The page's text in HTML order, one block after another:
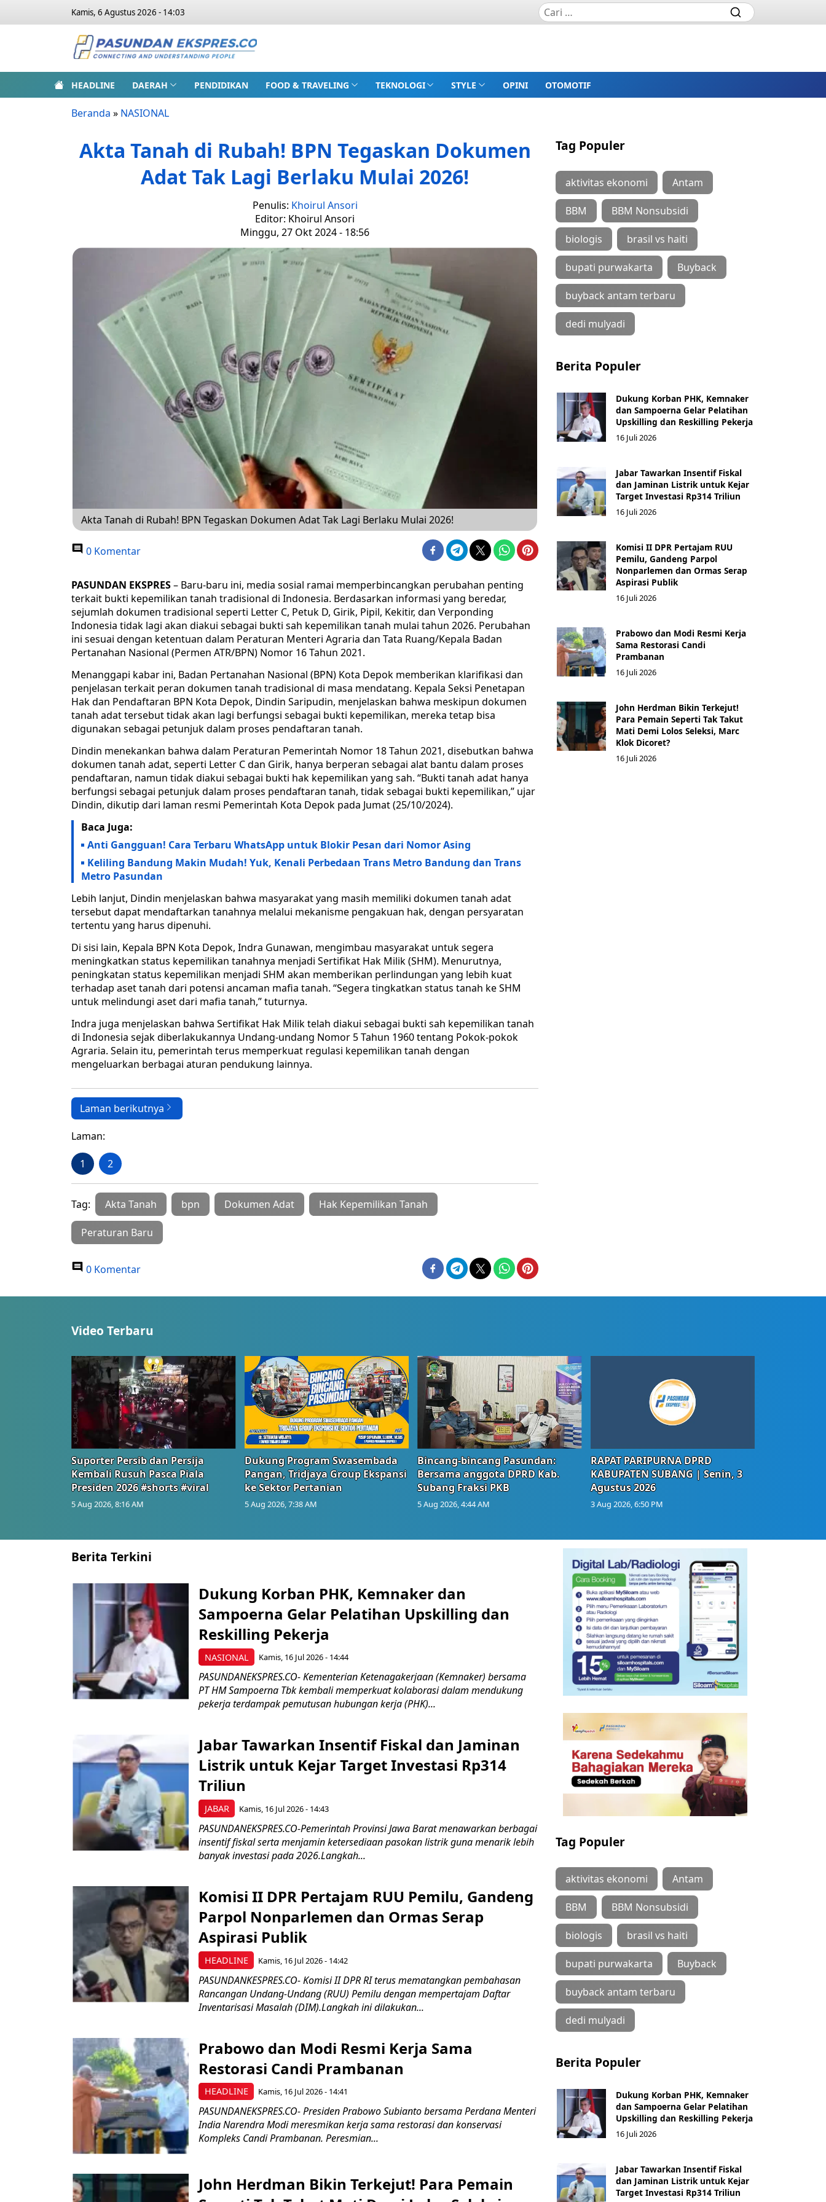
Kamis, 6 Agustus 2026 - 14:03
HEADLINE DAERAH PENDIDIKAN FOOD & TRAVELING TEKNOLOGI STYLE OPINI OTOMOTIF
Beranda » NASIONAL
Akta Tanah di Rubah! BPN Tegaskan Dokumen
Adat Tak Lagi Berlaku Mulai 2026!
Penulis: Khoirul Ansori
Editor: Khoirul Ansori
Minggu, 27 Okt 2024 - 18:56
Akta Tanah di Rubah! BPN Tegaskan Dokumen Adat Tak Lagi Berlaku Mulai 2026!
0 Komentar
PASUNDAN EKSPRES– Baru-baru ini, media sosial ramai memperbincangkan perubahan penting
terkait bukti kepemilikan tanah tradisional di Indonesia. Berdasarkan informasi yang beredar,
sejumlah dokumen tradisional seperti Letter C, Petuk D, Girik, Pipil, Kekitir, dan Verponding
Indonesia tidak lagi akan diakui sebagai bukti sah kepemilikan tanah mulai tahun 2026. Perubahan
ini sesuai dengan ketentuan dalam Peraturan Menteri Agraria dan Tata Ruang/Kepala Badan
Pertanahan Nasional (Permen ATR/BPN) Nomor 16 Tahun 2021.
Menanggapi kabar ini, Badan Pertanahan Nasional (BPN) Kota Depok memberikan klarifikasi dan
penjelasan terkait peran dokumen tanah tradisional di masa mendatang. Kepala Seksi Penetapan
Hak dan Pendaftaran BPN Kota Depok, Dindin Saripudin, menjelaskan bahwa meskipun dokumen
tanah adat tersebut tidak akan lagi berfungsi sebagai bukti kepemilikan, mereka tetap bisa
digunakan sebagai petunjuk dalam proses pendaftaran tanah.
Dindin menekankan bahwa dalam Peraturan Pemerintah Nomor 18 Tahun 2021, disebutkan bahwa
dokumen tanah adat, seperti Letter C dan Girik, hanya berperan sebagai alat bantu dalam proses
pendaftaran, namun tidak diakui sebagai bukti hak kepemilikan yang sah. “Bukti tanah adat hanya
berfungsi sebagai petunjuk dalam proses pendaftaran tanah, tidak sebagai bukti kepemilikan,” ujar
Dindin, dikutip dari laman resmi Pemerintah Kota Depok pada Jumat (25/10/2024).
Baca Juga:
Anti Gangguan! Cara Terbaru WhatsApp untuk Blokir Pesan dari Nomor Asing
Keliling Bandung Makin Mudah! Yuk, Kenali Perbedaan Trans Metro Bandung dan Trans
Metro Pasundan
Lebih lanjut, Dindin menjelaskan bahwa masyarakat yang masih memiliki dokumen tanah adat
tersebut dapat mendaftarkan tanahnya melalui mekanisme pengakuan hak, dengan persyaratan
tertentu yang harus dipenuhi.
Di sisi lain, Kepala BPN Kota Depok, Indra Gunawan, mengimbau masyarakat untuk segera
meningkatkan status kepemilikan tanahnya menjadi Sertifikat Hak Milik (SHM). Menurutnya,
peningkatan status kepemilikan menjadi SHM akan memberikan perlindungan yang lebih kuat
terhadap aset tanah dari potensi ancaman mafia tanah. “Segera tingkatkan status tanah ke SHM
untuk melindungi aset dari mafia tanah,” tuturnya.
Indra juga menjelaskan bahwa Sertifikat Hak Milik telah diakui sebagai bukti sah kepemilikan tanah
di Indonesia sejak diberlakukannya Undang-undang Nomor 5 Tahun 1960 tentang Pokok-pokok
Agraria. Selain itu, pemerintah terus memperkuat regulasi kepemilikan tanah dengan
mengeluarkan berbagai aturan pendukung lainnya.
Laman berikutnya
Laman:
1 2
Tag: Akta Tanah bpn Dokumen Adat Hak Kepemilikan Tanah
Peraturan Baru
0 Komentar
Tag Populer
aktivitas ekonomi Antam
BBM BBM Nonsubsidi
biologis brasil vs haiti
bupati purwakarta Buyback
buyback antam terbaru
dedi mulyadi
Berita Populer
Dukung Korban PHK, Kemnaker
dan Sampoerna Gelar Pelatihan
Upskilling dan Reskilling Pekerja
16 Juli 2026
Jabar Tawarkan Insentif Fiskal
dan Jaminan Listrik untuk Kejar
Target Investasi Rp314 Triliun
16 Juli 2026
Komisi II DPR Pertajam RUU
Pemilu, Gandeng Parpol
Nonparlemen dan Ormas Serap
Aspirasi Publik
16 Juli 2026
Prabowo dan Modi Resmi Kerja
Sama Restorasi Candi
Prambanan
16 Juli 2026
John Herdman Bikin Terkejut!
Para Pemain Seperti Tak Takut
Mati Demi Lolos Seleksi, Marc
Klok Dicoret?
16 Juli 2026
Video Terbaru
Suporter Persib dan Persija
Kembali Rusuh Pasca Piala
Presiden 2026 #shorts #viral
5 Aug 2026, 8:16 AM
Dukung Program Swasembada
Pangan, Tridjaya Group Ekspansi
ke Sektor Pertanian
5 Aug 2026, 7:38 AM
Bincang-bincang Pasundan:
Bersama anggota DPRD Kab.
Subang Fraksi PKB
5 Aug 2026, 4:44 AM
RAPAT PARIPURNA DPRD
KABUPATEN SUBANG | Senin, 3
Agustus 2026
3 Aug 2026, 6:50 PM
Berita Terkini
NASIONAL
Dukung Korban PHK, Kemnaker dan
Sampoerna Gelar Pelatihan Upskilling dan
Reskilling Pekerja
Kamis, 16 Jul 2026 - 14:44
PASUNDANEKSPRES.CO- Kementerian Ketenagakerjaan (Kemnaker) bersama
PT HM Sampoerna Tbk kembali memperkuat kolaborasi dalam mendukung
pekerja terdampak pemutusan hubungan kerja (PHK)...
JABAR
Jabar Tawarkan Insentif Fiskal dan Jaminan
Listrik untuk Kejar Target Investasi Rp314
Triliun
Kamis, 16 Jul 2026 - 14:43
PASUNDANEKSPRES.CO-Pemerintah Provinsi Jawa Barat menawarkan berbagai
insentif fiskal serta menjamin ketersediaan pasokan listrik guna menarik lebih
banyak investasi pada 2026.Langkah...
HEADLINE
Komisi II DPR Pertajam RUU Pemilu, Gandeng
Parpol Nonparlemen dan Ormas Serap
Aspirasi Publik
Kamis, 16 Jul 2026 - 14:42
PASUNDANKESPRES.CO- Komisi II DPR RI terus mematangkan pembahasan
Rancangan Undang-Undang (RUU) Pemilu dengan mempertajam Daftar
Inventarisasi Masalah (DIM).Langkah ini dilakukan...
HEADLINE
Prabowo dan Modi Resmi Kerja Sama
Restorasi Candi Prambanan
Kamis, 16 Jul 2026 - 14:41
PASUNDANEKSPRES.CO- Presiden Prabowo Subianto bersama Perdana Menteri
India Narendra Modi meresmikan kerja sama restorasi dan konservasi
Kompleks Candi Prambanan. Peresmian...
John Herdman Bikin Terkejut! Para Pemain
Tag Populer
aktivitas ekonomi Antam
BBM BBM Nonsubsidi
biologis brasil vs haiti
bupati purwakarta Buyback
buyback antam terbaru
dedi mulyadi
Berita Populer
Dukung Korban PHK, Kemnaker
dan Sampoerna Gelar Pelatihan
Upskilling dan Reskilling Pekerja
16 Juli 2026
Jabar Tawarkan Insentif Fiskal
dan Jaminan Listrik untuk Kejar
Target Investasi Rp314 Triliun